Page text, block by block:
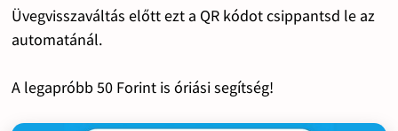
Üvegvisszaváltás előtt ezt a QR kódot csippantsd le az
automatánál.
A legapróbb 50 Forint is óriási segítség!